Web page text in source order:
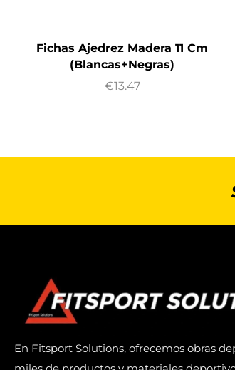
Fichas Ajedrez Madera 11 Cm
(Blancas+Negras)
€13.47
En Fitsport Solutions, ofrecemos obras